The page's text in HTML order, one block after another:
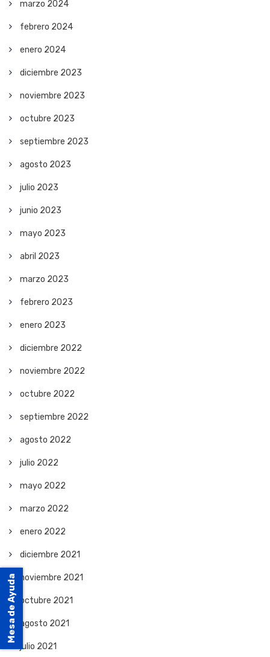
marzo 2024
febrero 2024
enero 2024
diciembre 2023
noviembre 2023
octubre 2023
septiembre 2023
agosto 2023
julio 2023
junio 2023
mayo 2023
abril 2023
marzo 2023
febrero 2023
enero 2023
diciembre 2022
noviembre 2022
octubre 2022
septiembre 2022
agosto 2022
julio 2022
mayo 2022
marzo 2022
enero 2022
diciembre 2021
noviembre 2021
octubre 2021
agosto 2021
julio 2021
Mesa de Ayuda